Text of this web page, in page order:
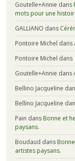
Goutelle+Annie dans
mots pour une
GALLIANO dans
Pontoire Michel dans
Pontoire Michel dans
Goutelle+Annie dans
Bellino Jacqueline
Bellino Jacqueline
Pain dans Bonne et
paysans.
Boudaud dans
artistes paysans.